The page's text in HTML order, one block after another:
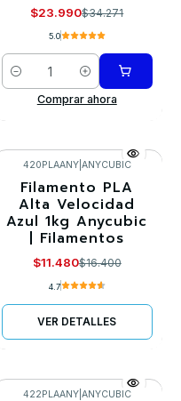
$23.990$34.271
5.0
Cantidad
Comprar ahora
-30%
Agotado
420PLAANY| ANYCUBIC
Filamento PLA
Alta Velocidad
Azul 1kg Anycubic
| Filamentos
$11.480$16.400
4.7
VER DETALLES
422PLAANY| ANYCUBIC